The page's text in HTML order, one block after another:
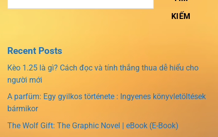
KIẾM
Recent Posts
Kèo 1.25 là gì? Cách đọc và tính thắng thua dễ hiểu cho
người mới
A parfüm: Egy gyilkos története : Ingyenes könyvletöltések
bármikor
The Wolf Gift: The Graphic Novel | eBook (E-Book)